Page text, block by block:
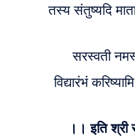
तस्य संतुष्यदि
सरस्वती
विद्यारंभं
।। इति श्री